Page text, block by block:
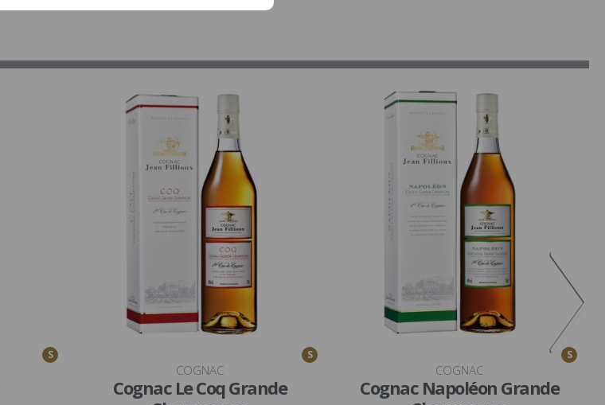
S S
COGNAC
Cognac Le Coq Grande
S
COGNAC
Cognac Napoléon Grande